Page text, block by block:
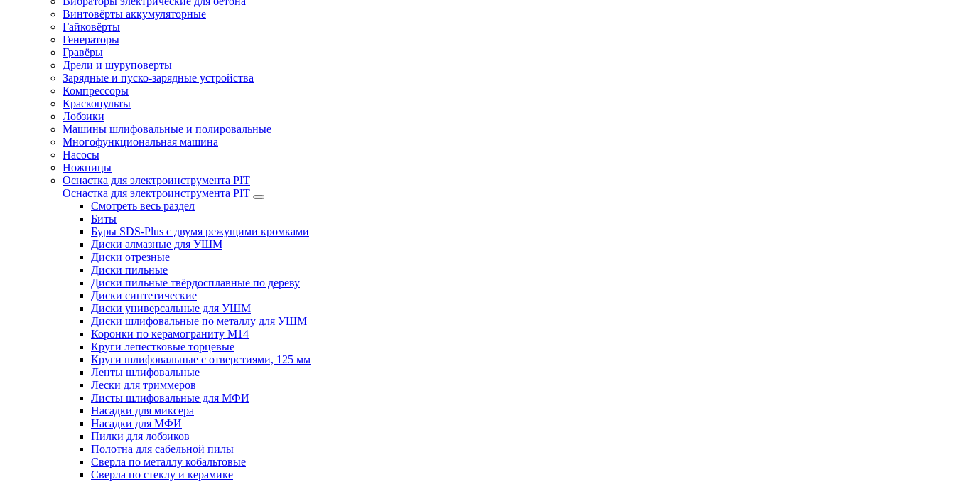
Винтовёрты аккумуляторные
Гайковёрты
Генераторы
Гравёры
Дрели и шуруповерты
Зарядные и пуско-зарядные устройства
Компрессоры
Краскопульты
Лобзики
Машины шлифовальные и полировальные
Многофункциональная машина
Насосы
Ножницы
Оснастка для электроинструмента PIT
Оснастка для электроинструмента PIT
Смотреть весь раздел
Биты
Буры SDS-Plus c двумя режущими кромками
Диски алмазные для УШМ
Диски отрезные
Диски пильные
Диски пильные твёрдосплавные по дереву
Диски синтетические
Диски универсальные для УШМ
Диски шлифовальные по металлу для УШМ
Коронки по керамограниту M14
Круги лепестковые торцевые
Круги шлифовальные с отверстиями, 125 мм
Ленты шлифовальные
Лески для триммеров
Листы шлифовальные для МФИ
Насадки для миксера
Насадки для МФИ
Пилки для лобзиков
Полотна для сабельной пилы
Сверла по металлу кобальтовые
Сверла по стеклу и керамике